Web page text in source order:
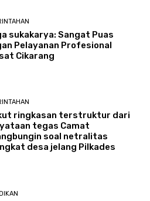
sukakarya: Sangat Puas
Pelayanan Profesional
Cikarang
ringkasan terstruktur dari
tegas Camat
soal netralitas
desa jelang Pilkades